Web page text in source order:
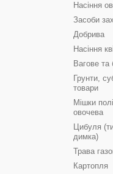
Насіння
Засоби
Добрива
Насіння
Вагове та
Грунти,
товари
Мішки
овочева
Цибуля
димка)
Трава
Картопля